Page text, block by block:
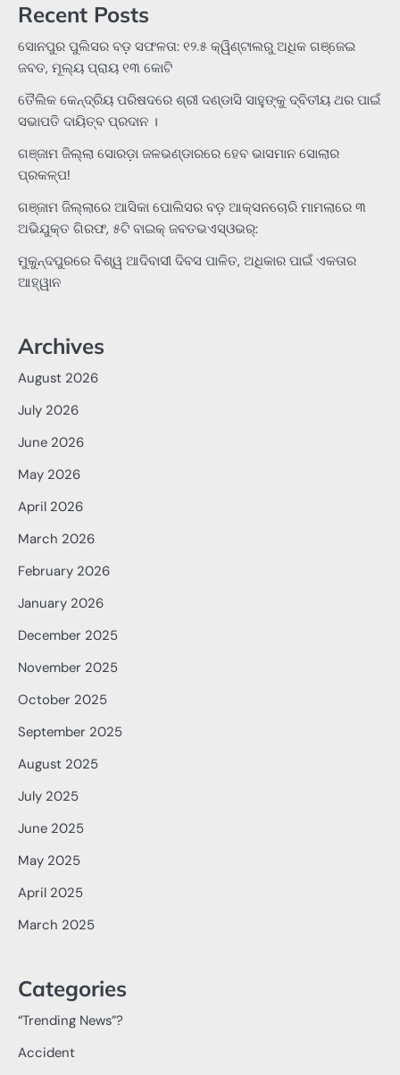
Recent Posts
ସୋନପୁର ପୁଲିସର ବଡ଼ ସଫଳତା: ୧୨.୫ କ୍ୱିଣ୍ଟାଲରୁ ଅଧିକ ଗଞ୍ଜେଇ
ଜବତ, ମୂଲ୍ୟ ପ୍ରାୟ ୧୩ କୋଟି
ତୈଲିକ କେନ୍ଦ୍ରିୟ ପରିଷଦରେ ଶ୍ରୀ ଦଣ୍ଡାସି ସାହୁଙ୍କୁ ଦ୍ବିତୀୟ ଥର ପାଇଁ
ସଭାପତି ଦାୟିତ୍ବ ପ୍ରଦାନ ।
ଗଞ୍ଜାମ ଜିଲ୍ଲା ସୋରଡ଼ା ଜଳଭଣ୍ଡାରରେ ହେବ ଭାସମାନ ସୋଲାର
ପ୍ରକଳ୍ପ!
ଗଞ୍ଜାମ ଜିଲ୍ଲାରେ ଆସିକା ପୋଲିସର ବଡ଼ ଆକ୍ସନଚୋରି ମାମଲାରେ ୩
ଅଭିଯୁକ୍ତ ଗିରଫ, ୫ଟି ବାଇକ୍ ଜବତଭଏସ୍‌ଓଭର୍:
ମୁକୁନ୍ଦପୁରରେ ବିଶ୍ୱ ଆଦିବାସୀ ଦିବସ ପାଳିତ, ଅଧିକାର ପାଇଁ ଏକତାର
ଆହ୍ୱାନ
Archives
August 2026
July 2026
June 2026
May 2026
April 2026
March 2026
February 2026
January 2026
December 2025
November 2025
October 2025
September 2025
August 2025
July 2025
June 2025
May 2025
April 2025
March 2025
Categories
“Trending News”?
Accident